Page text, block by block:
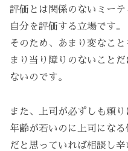
評価とは関係のないミー
自分を評価する立場です。
そのため、あまり変なこ
まり当り障りのないこと
ないのです。
また、上司が必ずしも頼り
年齢が若いのに上司にな
だと思っていれば相談し辛